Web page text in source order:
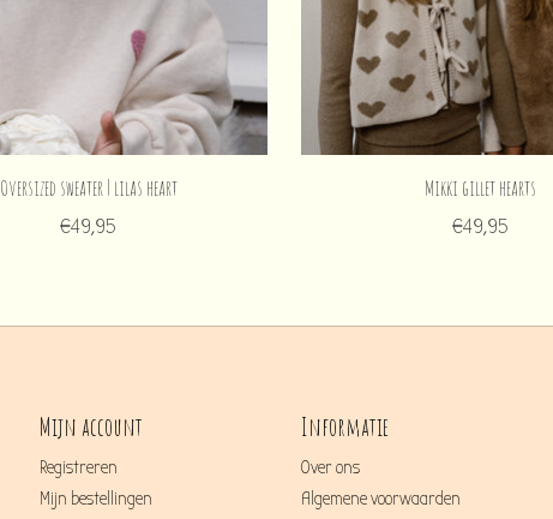
Oversized sweater | lilas heart
€49,95
Mikki gillet hearts
€49,95
Mijn account
Registreren
Mijn bestellingen
Informatie
Over ons
Algemene voorwaarden